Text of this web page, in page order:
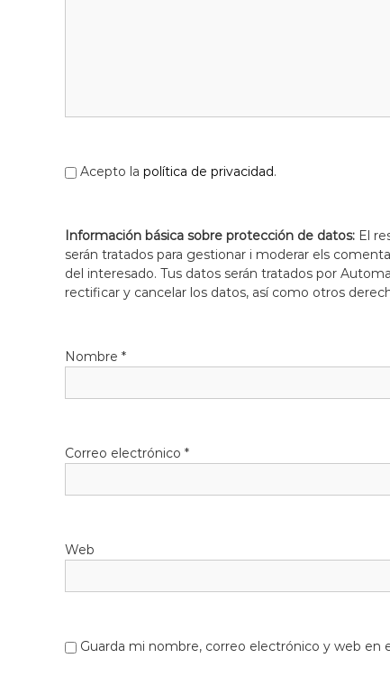
Acepto la política de privacidad.
Información básica sobre protección de datos: El
serán tratados para gestionar i moderar els
del interesado. Tus datos serán tratados por
rectificar y cancelar los datos, así como otros
Nombre *
Correo electrónico *
Web
Guarda mi nombre, correo electrónico y web en